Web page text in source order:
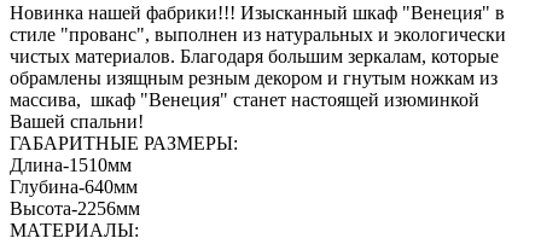
Новинка нашей фабрики!!! Изысканный шкаф "Венеция" в
стиле "прованс", выполнен из натуральных и экологически
чистых материалов. Благодаря большим зеркалам, которые
обрамлены изящным резным декором и гнутым ножкам из
массива, шкаф "Венеция" станет настоящей изюминкой
Вашей спальни!
ГАБАРИТНЫЕ РАЗМЕРЫ:
Длина-1510мм
Глубина-640мм
Высота-2256мм
МАТЕРИАЛЫ: